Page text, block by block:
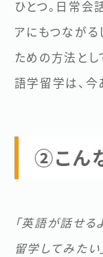
ひとつ。日常会
アにもつながる
ための方法とし
語学留学は、今
②こん
「英語が話せる
留学してみたい